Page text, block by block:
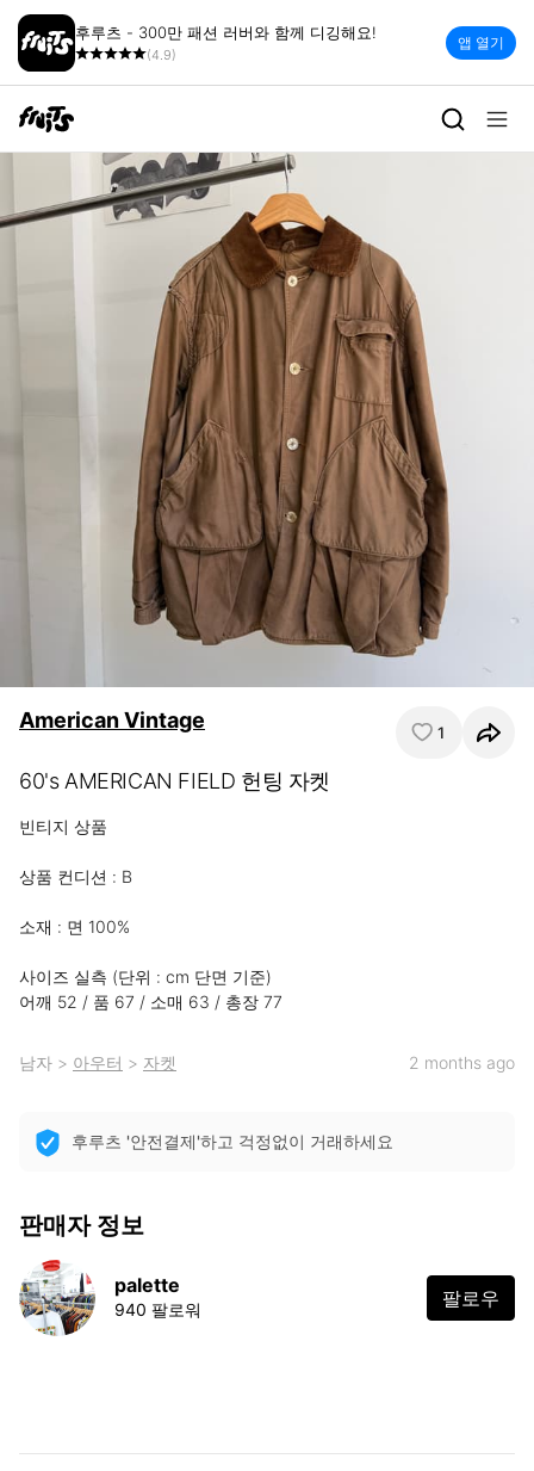
후루츠 - 300만 패션 러버와 함께 디깅해요!
(4.9)
앱 열기
American Vintage 1
60's AMERICAN FIELD 헌팅 자켓
빈티지 상품
상품 컨디션 : B
소재 : 면 100%
사이즈 실측 (단위 : cm 단면 기준)
어깨 52 / 품 67 / 소매 63 / 총장 77
남자 > 아우터 > 자켓 2 months ago
후루츠 '안전결제'하고 걱정없이 거래하세요
판매자 정보
palette
940 팔로워 팔로우